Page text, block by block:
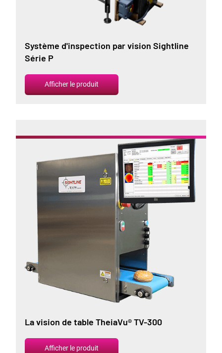
Système d'inspection par vision Sightline
Série P
Afficher le produit
La vision de table TheiaVu® TV-300
Afficher le produit